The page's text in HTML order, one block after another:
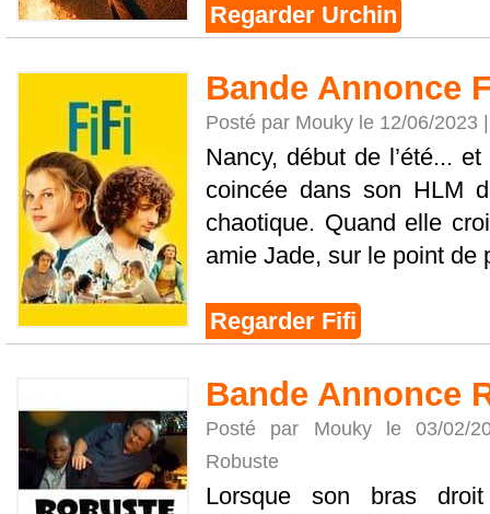
Regarder Urchin
Bande Annonce
Posté par Mouky le 12/06/2023
Nancy, début de l’été...
coincée dans son HLM
chaotique. Quand elle
amie Jade, sur le point de
Regarder Fifi
Bande Annonce
Posté par Mouky le 03/02/
Robuste
Lorsque son bras